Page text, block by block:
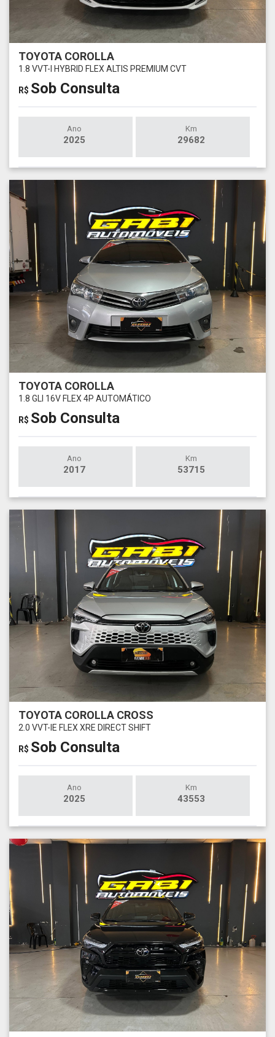
TOYOTA COROLLA
1.8 VVT-I HYBRID FLEX ALTIS PREMIUM CVT
R$ Sob Consulta
Ano
2025
Km
29682
TOYOTA COROLLA
1.8 GLI 16V FLEX 4P AUTOMÁTICO
R$ Sob Consulta
Ano
2017
Km
53715
TOYOTA COROLLA CROSS
2.0 VVT-IE FLEX XRE DIRECT SHIFT
R$ Sob Consulta
Ano
2025
Km
43553